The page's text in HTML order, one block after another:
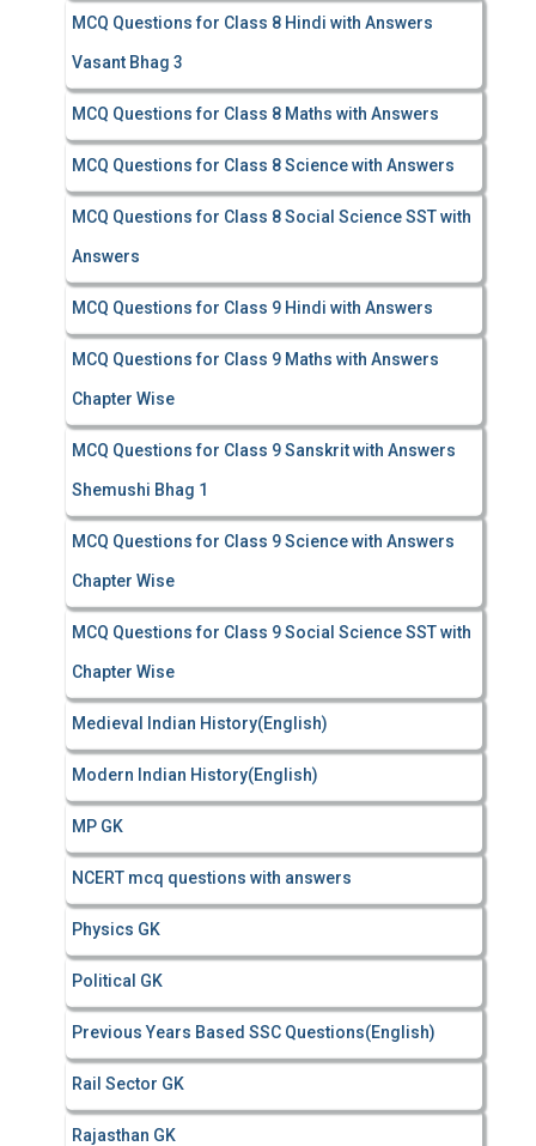
MCQ Questions for Class 8 Hindi with Answers
Vasant Bhag 3
MCQ Questions for Class 8 Maths with Answers
MCQ Questions for Class 8 Science with Answers
MCQ Questions for Class 8 Social Science SST with
Answers
MCQ Questions for Class 9 Hindi with Answers
MCQ Questions for Class 9 Maths with Answers
Chapter Wise
MCQ Questions for Class 9 Sanskrit with Answers
Shemushi Bhag 1
MCQ Questions for Class 9 Science with Answers
Chapter Wise
MCQ Questions for Class 9 Social Science SST with
Chapter Wise
Medieval Indian History(English)
Modern Indian History(English)
MP GK
NCERT mcq questions with answers
Physics GK
Political GK
Previous Years Based SSC Questions(English)
Rail Sector GK
Rajasthan GK